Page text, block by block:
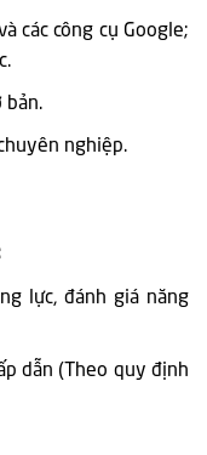
các công cụ Google;
bản.
nghiệp.
lực, đánh giá năng
dẫn (Theo quy định